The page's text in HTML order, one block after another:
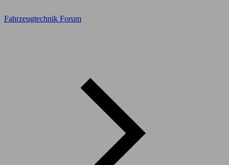
Fahrzeugtechnik Forum